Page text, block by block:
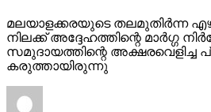
മലയാളക്കരയുടെ തലമുതിര്‍ന്ന
നിലക്ക് അദ്ദേഹത്തിന്റെ മാര്‍ഗ്ഗ
സമുദായത്തിന്റെ
കരുത്തായിരുന്നു